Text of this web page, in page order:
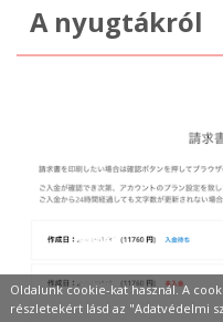
A nyugtákról
Oldalunk cookie-kat használ. A
részletekért lásd az "Adatvédelmi